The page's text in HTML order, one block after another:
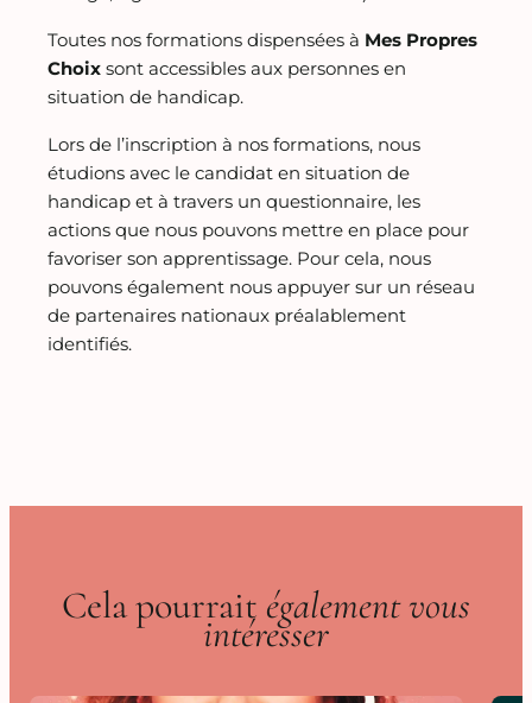
Toutes nos formations dispensées à Mes Propres
Choix sont accessibles aux personnes en
situation de handicap.
Lors de l’inscription à nos formations, nous
étudions avec le candidat en situation de
handicap et à travers un questionnaire, les
actions que nous pouvons mettre en place pour
favoriser son apprentissage. Pour cela, nous
pouvons également nous appuyer sur un réseau
de partenaires nationaux préalablement
identifiés.
Cela pourrait également vous
intéresser